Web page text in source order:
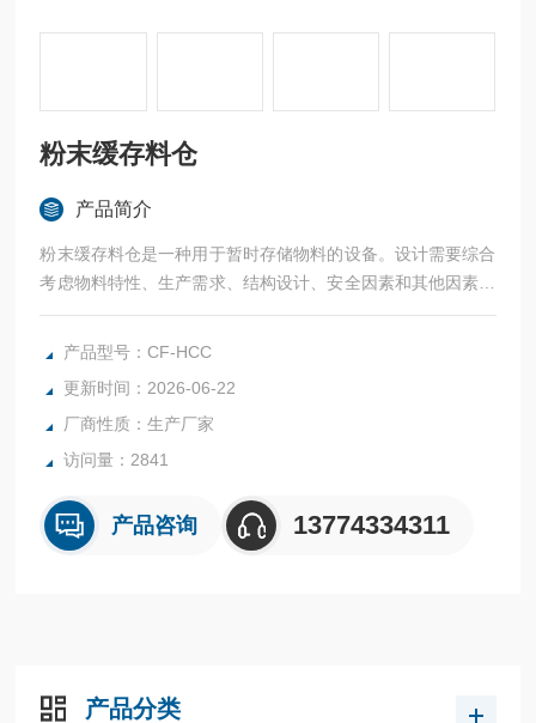
粉末缓存料仓
产品简介
粉末缓存料仓是一种用于暂时存储物料的设备。设计需要综合
考虑物料特性、生产需求、结构设计、安全因素和其他因素，
以确保料仓的性能、安全和经济性。在设计过程中，应根据具
体情况进行详细的分析和计算，并参考相关的标准和规范，以
产品型号：CF-HCC
更新时间：2026-06-22
厂商性质：生产厂家
访问量：2841
产品咨询 13774334311
产品分类